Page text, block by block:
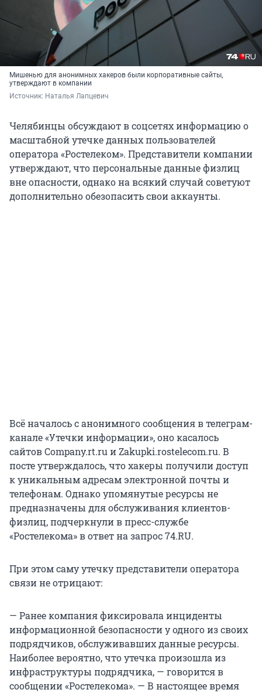
Мишенью для анонимных хакеров были корпоративные сайты,
утверждают в компании
Источник: Наталья Лапцевич
Челябинцы обсуждают в соцсетях информацию о
масштабной утечке данных пользователей
оператора «Ростелеком». Представители компании
утверждают, что персональные данные физлиц
вне опасности, однако на всякий случай советуют
дополнительно обезопасить свои аккаунты.
Всё началось с анонимного сообщения в телеграм-
канале «Утечки информации», оно касалось
сайтов Company.rt.ru и Zakupki.rostelecom.ru. В
посте утверждалось, что хакеры получили доступ
к уникальным адресам электронной почты и
телефонам. Однако упомянутые ресурсы не
предназначены для обслуживания клиентов-
физлиц, подчеркнули в пресс-службе
«Ростелекома» в ответ на запрос 74.RU.
При этом саму утечку представители оператора
связи не отрицают:
— Ранее компания фиксировала инциденты
информационной безопасности у одного из своих
подрядчиков, обслуживавших данные ресурсы.
Наиболее вероятно, что утечка произошла из
инфраструктуры подрядчика, — говорится в
сообщении «Ростелекома». — В настоящее время